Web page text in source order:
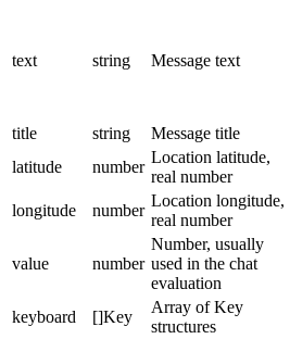
text string Message text
title
string Message title
latitude
number
Location latitude,
real number
longitude
number
Location longitude,
real number
value number
Number, usually
used in the chat
evaluation
keyboard []Key
Array of Key
structures